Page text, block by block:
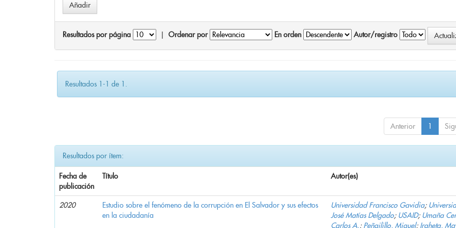
Resultados por página Ordenar por En orden Autor/registro
Resultados 1-1 de 1.
Anterior 1
Resultados por ítem:
Fecha de
publicación
Título Autor(es)
2020
Estudio sobre el fenómeno de la corrupción en El Salvador y sus efectos
en la ciudadanía
Universidad Francisco Gavidia;
José Matías Delgado; USAID; Umaña
Carlos A.; Peñailillo, Miguel; Iraheta,